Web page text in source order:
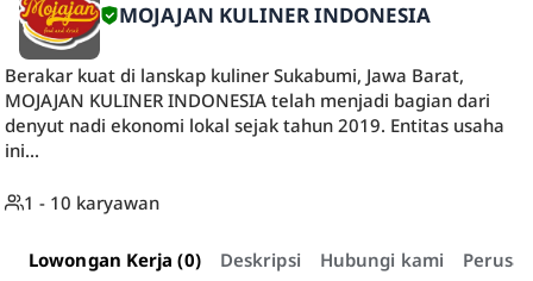
MOJAJAN KULINER INDONESIA
Berakar kuat di lanskap kuliner Sukabumi, Jawa Barat,
MOJAJAN KULINER INDONESIA telah menjadi bagian dari
denyut nadi ekonomi lokal sejak tahun 2019. Entitas usaha
ini...
1 - 10 karyawan
Lowongan Kerja (0) Deskripsi Hubungi kami